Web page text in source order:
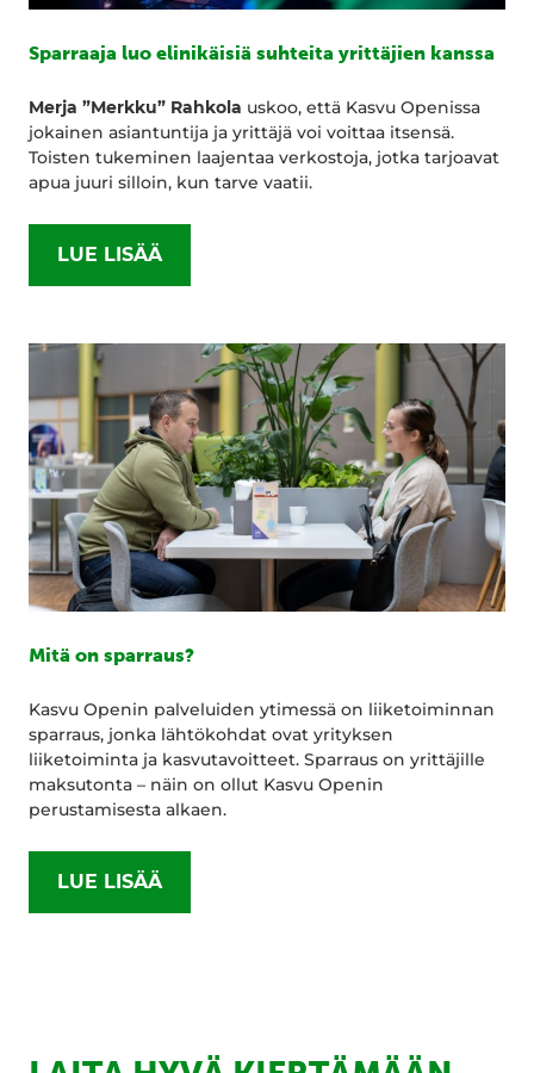
Sparraaja luo elinikäisiä suhteita yrittäjien kanssa
Merja ”Merkku” Rahkola uskoo, että Kasvu Openissa
jokainen asiantuntija ja yrittäjä voi voittaa itsensä.
Toisten tukeminen laajentaa verkostoja, jotka tarjoavat
apua juuri silloin, kun tarve vaatii.
LUE LISÄÄ
Mitä on sparraus?
Kasvu Openin palveluiden ytimessä on liiketoiminnan
sparraus, jonka lähtökohdat ovat yrityksen
liiketoiminta ja kasvutavoitteet. Sparraus on yrittäjille
maksutonta – näin on ollut Kasvu Openin
perustamisesta alkaen.
LUE LISÄÄ